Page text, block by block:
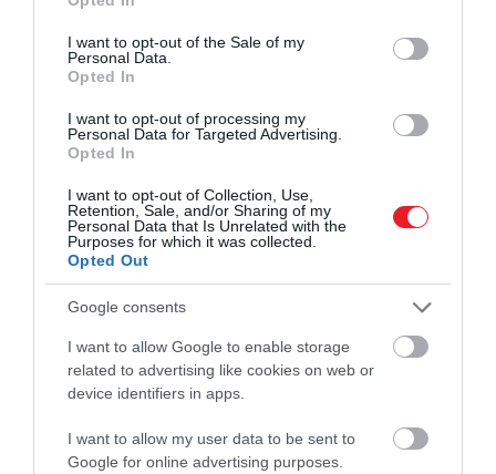
use your data for below specified purposes in below Google
consent section.
I want to opt-out of the Sale of my
Personal Data.
Opted In
I want to opt-out of processing my
Personal Data for Targeted Advertising.
Opted In
I want to opt-out of Collection, Use,
Retention, Sale, and/or Sharing of my
Personal Data that Is Unrelated with the
Purposes for which it was collected.
Opted Out
Google consents
I want to allow Google to enable storage
related to advertising like cookies on web or
device identifiers in apps.
I want to allow my user data to be sent to
Google for online advertising purposes.
nők is tartoztak. Az, hogy valóban
harcoltak-e, és hogy pontosan milyen
szerepet töltöttek be, már jóval
OLÁH-BEBESI BORBÁLA